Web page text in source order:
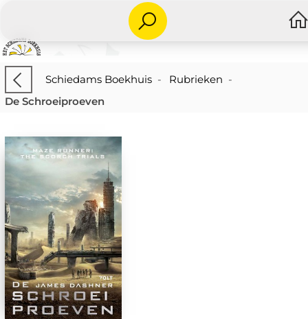
Schiedams Boekhuis- Rubrieken -
De Schroeiproeven